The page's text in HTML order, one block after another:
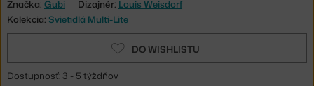
Značka: Gubi Dizajnér: Louis Weisdorf
Kolekcia: Svietidlá Multi-Lite
DO WISHLISTU
Dostupnosť: 3 - 5 týždňov